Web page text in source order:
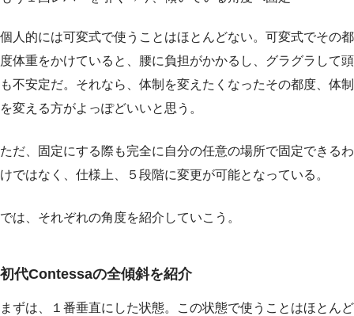
個人的には可変式で使うことはほとんどない。可変式でその都
度体重をかけていると、腰に負担がかかるし、グラグラして頭
も不安定だ。それなら、体制を変えたくなったその都度、体制
を変える方がよっぽどいいと思う。
ただ、固定にする際も完全に自分の任意の場所で固定できるわ
けではなく、仕様上、５段階に変更が可能となっている。
では、それぞれの角度を紹介していこう。
初代Contessaの全傾斜を紹介
まずは、１番垂直にした状態。この状態で使うことはほとんど